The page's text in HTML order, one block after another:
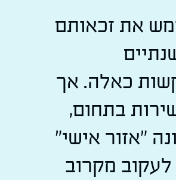
את זכאותם
כאלה. אך
בתחום,
"אזור אישי"
מקרוב